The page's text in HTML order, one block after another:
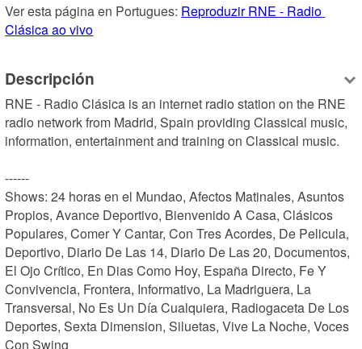
Ver esta página en Portugues: Reproduzir RNE - Radio
Clásica ao vivo
Descripción
RNE - Radio Clásica is an internet radio station on the RNE
radio network from Madrid, Spain providing Classical music,
information, entertainment and training on Classical music.
------
Shows: 24 horas en el Mundao, Afectos Matinales, Asuntos
Propios, Avance Deportivo, Bienvenido A Casa, Clásicos
Populares, Comer Y Cantar, Con Tres Acordes, De Pelicula,
Deportivo, Diario De Las 14, Diario De Las 20, Documentos,
El Ojo Crítico, En Dias Como Hoy, España Directo, Fe Y
Convivencia, Frontera, Informativo, La Madriguera, La
Transversal, No Es Un Día Cualquiera, Radiogaceta De Los
Deportes, Sexta Dimension, Siluetas, Vive La Noche, Voces
Con Swing